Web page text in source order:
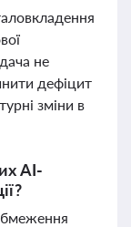
не
дефіцит
зміни в
AI-